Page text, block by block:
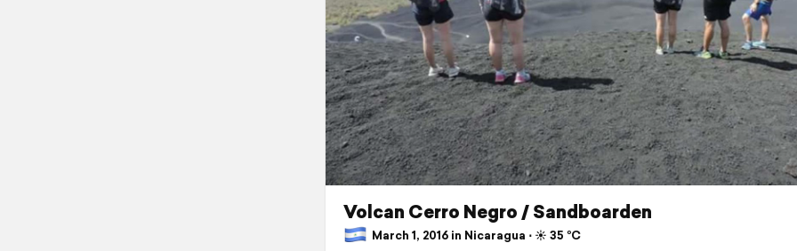
Volcan Cerro Negro / Sandboarden
March 1, 2016 in Nicaragua ⋅ ☀️ 35 °C